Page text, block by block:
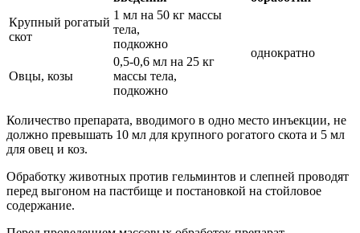
Крупный рогатый
скот
1 мл на 50 кг массы
тела,
подкожно
однократно
Овцы, козы
0,5-0,6 мл на 25 кг
массы тела,
подкожно
Количество препарата, вводимого в одно место инъекции, не
должно превышать 10 мл для крупного рогатого скота и 5 мл
для овец и коз.
Обработку животных против гельминтов и слепней проводят
перед выгоном на пастбище и постановкой на стойловое
содержание.